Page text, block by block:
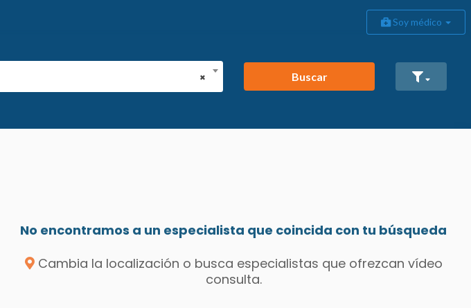
Soy médico
×
Buscar
No encontramos a un especialista que coincida con tu búsqueda
Cambia la localización o busca especialistas que ofrezcan vídeo
consulta.